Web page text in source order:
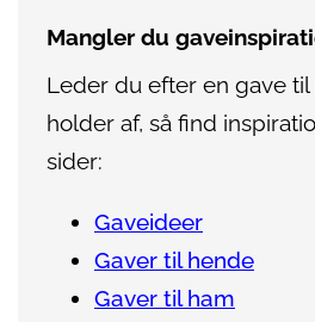
Mangler du
Leder du efter en gave
holder af, så find
sider:
Gaveideer
Gaver til hende
Gaver til ham